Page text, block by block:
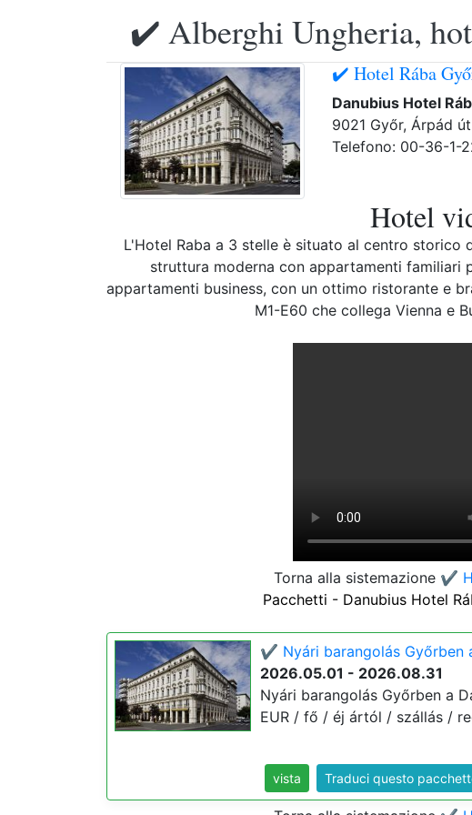
✔️ Alberghi Ungheria,
✔️ Hotel Rába
Danubius Hotel
9021 Győr, Árpád
Telefono: 00-36-1-
Hotel
L'Hotel Raba a 3 stelle è situato al centro storico
struttura moderna con appartamenti familiari
appartamenti business, con un ottimo ristorante e
M1-E60 che collega Vienna e
Torna alla sistemazione ✔️
Pacchetti - Danubius Hotel
✔️ Nyári barangolás Győrben
2026.05.01 - 2026.08.31
Nyári barangolás Győrben a
EUR / fő / éj ártól / szállás /
vista Traduci questo